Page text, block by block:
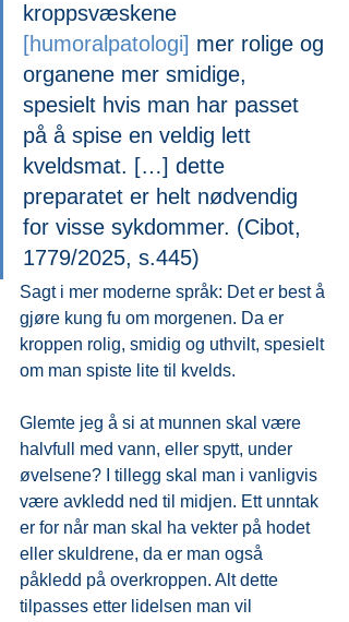
kroppsvæskene
[humoralpatologi] mer rolige og
organene mer smidige,
spesielt hvis man har passet
på å spise en veldig lett
kveldsmat. […] dette
preparatet er helt nødvendig
for visse sykdommer. (Cibot,
1779/2025, s.445)
Sagt i mer moderne språk: Det er best å
gjøre kung fu om morgenen. Da er
kroppen rolig, smidig og uthvilt, spesielt
om man spiste lite til kvelds.
Glemte jeg å si at munnen skal være
halvfull med vann, eller spytt, under
øvelsene? I tillegg skal man i vanligvis
være avkledd ned til midjen. Ett unntak
er for når man skal ha vekter på hodet
eller skuldrene, da er man også
påkledd på overkroppen. Alt dette
tilpasses etter lidelsen man vil